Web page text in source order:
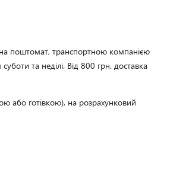
поштомат, транспортною компанією
та неділі. Від 800 грн. доставка
або готівкою), на розрахунковий